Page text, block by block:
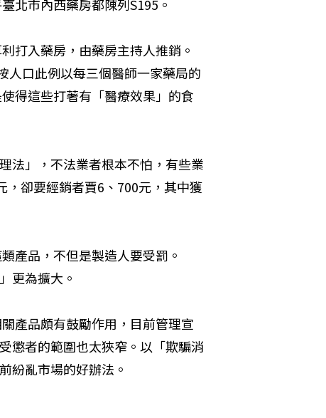
北市內西藥房都陳列S195。
打入藥房，由藥房主持人推銷。
人口此例以每三個醫師一家藥局的
得這些打著有「醫療效果」的食
法」，不法業者根本不怕，有些業
卻要經銷者賈6、700元，其中獲
產品，不但是製造人要受罰。
更為擴大。
產品頗有鼓勵作用，目前管理宣
懲者的範圍也太狹窄。以「欺騙消
紛亂市場的好辦法。